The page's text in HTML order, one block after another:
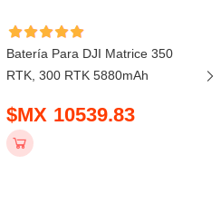
Batería Para DJI Matrice 350
RTK, 300 RTK 5880mAh
$MX 10539.83